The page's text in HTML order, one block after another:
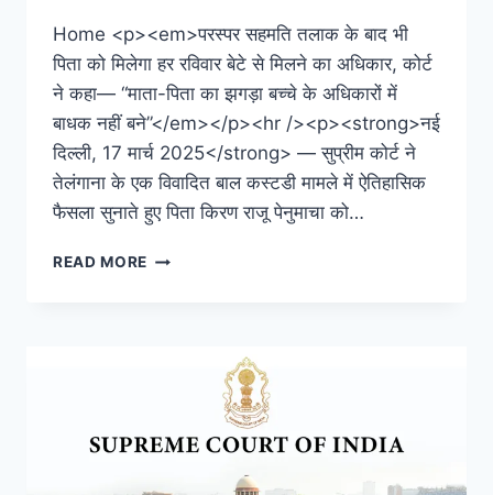
Home <p><em>परस्पर सहमति तलाक के बाद भी
पिता को मिलेगा हर रविवार बेटे से मिलने का अधिकार, कोर्ट
ने कहा— “माता-पिता का झगड़ा बच्चे के अधिकारों में
बाधक नहीं बने”</em></p><hr /><p><strong>नई
दिल्ली, 17 मार्च 2025</strong> — सुप्रीम कोर्ट ने
तेलंगाना के एक विवादित बाल कस्टडी मामले में ऐतिहासिक
फैसला सुनाते हुए पिता किरण राजू पेनुमाचा को…
READ MORE